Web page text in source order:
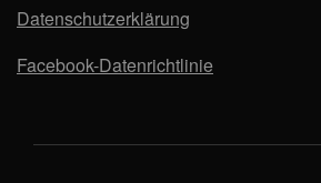
Datenschutzerklärung
Facebook-Datenrichtlinie